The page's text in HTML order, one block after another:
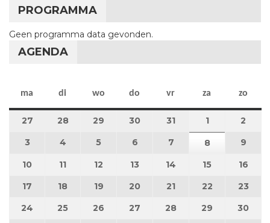
PROGRAMMA
Geen programma data gevonden.
AGENDA
ma maandag
di dinsdag
wo woensdag
do donderdag
vr vrijdag
za zaterdag
zo
27 27 juli 2026
28 28 juli 2026
29 29 juli 2026
30 30 juli 2026
31 31 juli 2026
11 augustus
2
3 3 augustus 2026
4 4 augustus 2026
5 5 augustus 2026
6 6 augustus 2026
7 7 augustus 2026
88 augustus
9
10 10 augustus 2026
11 11 augustus 2026
12 12 augustus 2026
13 13 augustus 2026
14 14 augustus 2026
15 15 16
17 17 augustus 2026
18 18 augustus 2026
19 19 augustus 2026
20 20 augustus 2026
21 21 augustus 2026
22 22 23
24 24 augustus 2026
25 25 augustus 2026
26 26 augustus 2026
27 27 augustus 2026
28 28 augustus 2026
29 29 30